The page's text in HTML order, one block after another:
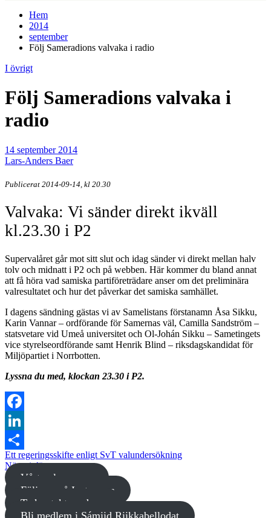
Hem
2014
september
Följ Sameradions valvaka i radio
I övrigt
Följ Sameradions valvaka i
radio
14 september 2014
Lars-Anders Baer
Publicerat 2014-09-14, kl 20.30
Valvaka: Vi sänder direkt ikväll
kl.23.30 i P2
Supervalåret går mot sitt slut och idag sänder vi direkt mellan halv
tolv och midnatt i P2 och på webben. Här kommer du bland annat
att få höra vad samiska partiföreträdare anser om det preliminära
valresultatet och hur det påverkar det samiska samhället.
I dagens sändning gästas vi av Samelistans förstanamn Åsa Sikku,
Karin Vannar – ordförande för Samernas väl, Camilla Sandström –
statsvetare vid Umeå universitet och Ol-Johán Sikku – Sametingets
vice styrelseordförande samt Henrik Blind – riksdagskandidat för
Miljöpartiet i Norrbotten.
Lyssna du med, klockan 23.30 i P2.
Facebook
LinkedIn
Dela
Ett regeringsskifte enligt SvT valundersökning
Nästa inlägg
Vårt valprogram
Följ oss på Instagram
Ta kontakt med oss